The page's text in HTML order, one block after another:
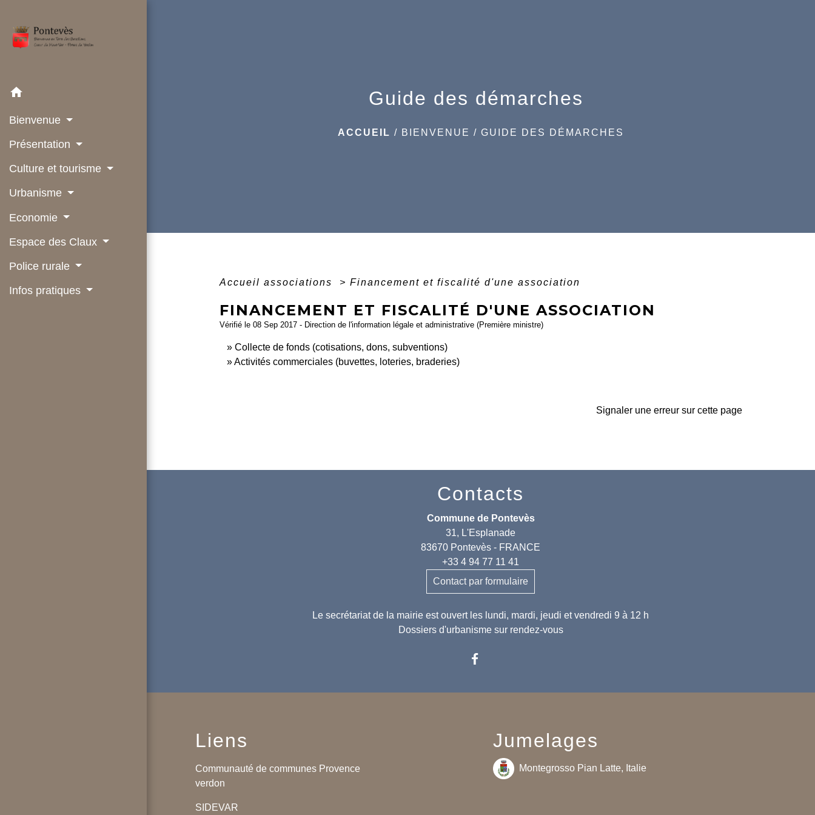
home
Bienvenue
Présentation
Culture et tourisme
Urbanisme
Economie
Espace des Claux
Police rurale
Infos pratiques
Guide des démarches
ACCUEIL / BIENVENUE / GUIDE DES DÉMARCHES
Accueil associations > Financement et fiscalité d'une association
FINANCEMENT ET FISCALITÉ D'UNE ASSOCIATION
Vérifié le 08 Sep 2017 - Direction de l'information légale et administrative (Première ministre)
Collecte de fonds (cotisations, dons, subventions)
Activités commerciales (buvettes, loteries, braderies)
Signaler une erreur sur cette page
Contacts
Commune de Pontevès
31, L'Esplanade
83670 Pontevès - FRANCE
+33 4 94 77 11 41
Contact par formulaire
Le secrétariat de la mairie est ouvert les lundi, mardi, jeudi et vendredi 9 à 12 h
Dossiers d'urbanisme sur rendez-vous
Liens
Communauté de communes Provence
verdon
SIDEVAR
Jumelages
Montegrosso Pian Latte, Italie